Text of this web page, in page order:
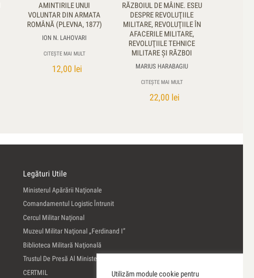
AMINTIRILE UNUI
VOLUNTAR DIN ARMATA
ROMÂNĂ (PLEVNA, 1877)
ION N. LAHOVARI
CITEȘTE MAI MULT
12,00 lei
RĂZBOIUL DE MÂINE. ESEU
DESPRE REVOLUŢIILE
MILITARE, REVOLUŢIILE ÎN
AFACERILE MILITARE,
REVOLUŢIILE TEHNICE
MILITARE ŞI RĂZBOI
MARIUS HARABAGIU
CITEȘTE MAI MULT
22,00 lei
Legături Utile
Ministerul Apărării Naţionale
Comandamentul Logistic Întrunit
Cercul Militar Naţional
Muzeul Militar Naţional „Ferdinand I”
Biblioteca Militară Naţională
Trustul De Presă Al Ministerului Apărării Naţionale
CERTMIL
Utilizăm module cookie pentru